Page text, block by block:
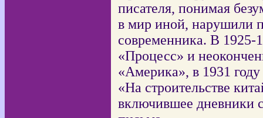
писателя, понимая
в мир иной, нарушили
современника. В 1925-
«Процесс» и
«Америка», в 1931
«На строительстве
включившее дневники